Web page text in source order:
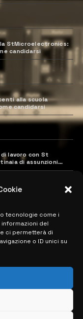
tecnologie come i
del
ci permetterà di
o ID unici su
StMicroelectronics:
candidarsi
alla scuola
candidarsi
lavoro con St
di assunzioni